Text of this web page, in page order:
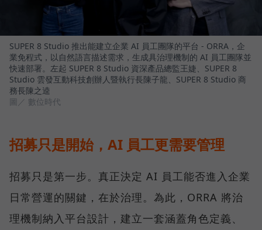
SUPER 8 Studio 推出能建立企業 AI 員工團隊的平台 - ORRA，企
業免程式，以自然語言描述需求，生成具治理機制的 AI 員工團隊並
快速部署。左起 SUPER 8 Studio 資深產品總監王婕、SUPER 8
Studio 雲發互動科技創辦人暨執行長陳子龍、SUPER 8 Studio 商
務長陳之逵
圖／ 數位時代
招募只是開始，AI 員工更需要管理
招募只是第一步。真正決定 AI 員工能否進入企業
日常營運的關鍵，在於治理。為此，ORRA 將治
理機制納入平台設計，建立一套涵蓋角色定義、